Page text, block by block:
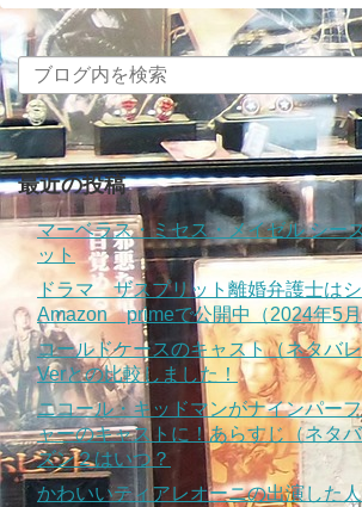
最近の投稿
マーベラス・ミセス・メイゼル シー
ット
ドラマ ザスプリット離婚弁護士は
Amazon primeで公開中（2024年5
コールドケースのキャスト（ネタバ
Verとの比較しました！
ニコール・キッドマンがナインパー
ャーのキャストに！あらすじ（ネタ
ズン２はいつ？
かわいいティアレオーニの出演した